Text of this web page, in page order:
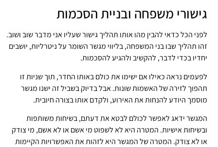
גישורי משפחה ובניית הסכמות
לפני הכל כדאי להבין מהו אותו תהליך גישור שעליו אני מדבר שוב ושוב.
זהו תהליך שבו בני המשפחה, בליווי מגשר השומר על ניטרליות, יושבים
יחדיו בכדי לדבר, להקשיב ולהגיע להסכמות.
לפעמים נראה כאילו אם ישימו את כולם באותו החדר, תוך שניות זו
תהפוך לזירה של האשמות שונות. אבל בדיוק בשביל זה ישנו מגשר
מוסמך היודע להנחות את האירוע, ולקדם אותו בצורה חיובית.
המגשר ידאג לאפשר לכולם לבטא את דעתם, בשיחות משותפות
ובשיחות אישיות. המטרה היא לא לשפוט מי אשם או לא אשם, מי צודק
או לא צודק. המטרה של המגשר היא לזהות את האפשרויות הקיימות